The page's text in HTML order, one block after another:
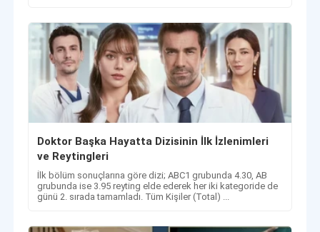
Doktor Başka Hayatta Dizisinin İlk İzlenimleri
ve Reytingleri
İlk bölüm sonuçlarına göre dizi; ABC1 grubunda 4.30, AB
grubunda ise 3.95 reyting elde ederek her iki kategoride de
günü 2. sırada tamamladı. Tüm Kişiler (Total) ...